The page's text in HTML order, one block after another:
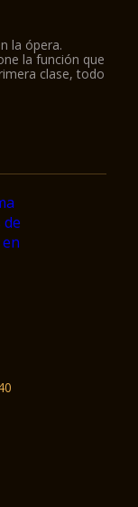
la ópera.
la función que
clase, todo